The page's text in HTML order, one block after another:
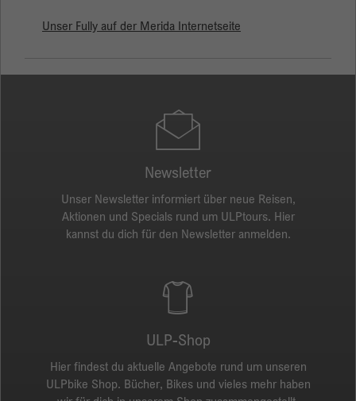
Unser Fully auf der Merida Internetseite
Newsletter
Unser Newsletter informiert über neue Reisen,
Aktionen und Specials rund um ULPtours. Hier
kannst du dich für den Newsletter anmelden.
ULP-Shop
Hier findest du aktuelle Angebote rund um unseren
ULPbike Shop. Bücher, Bikes und vieles mehr haben